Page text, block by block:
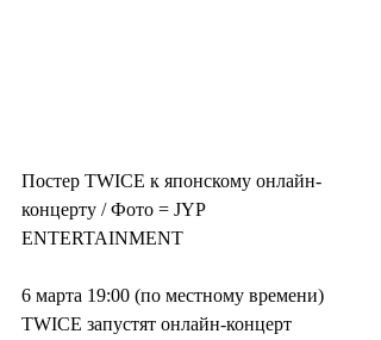
Постер TWICE к японскому онлайн-
концерту / Фото = JYP
ENTERTAINMENT
6 марта 19:00 (по местному времени)
TWICE запустят онлайн-концерт